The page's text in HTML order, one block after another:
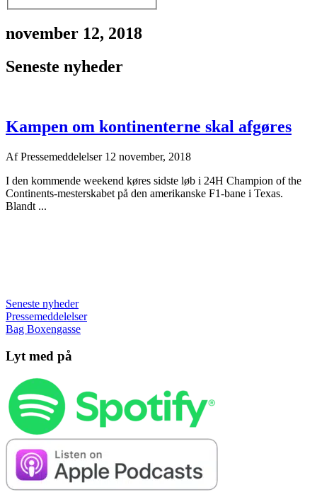
november 12, 2018
Seneste nyheder
Kampen om kontinenterne skal afgøres
AfPressemeddelelser 12 november, 2018
I den kommende weekend køres sidste løb i 24H Champion of the
Continents-mesterskabet på den amerikanske F1-bane i Texas.
Blandt ...
Seneste nyheder
Pressemeddelelser
Bag Boxengasse
Lyt med på